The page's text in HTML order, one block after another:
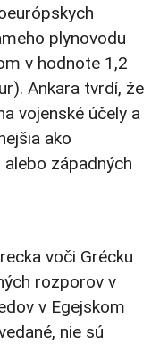
plynovodu
v hodnote 1,2
Ankara tvrdí, že
vojenské účely a
ako
západných
voči Grécku
rozporov v
v Egejskom
nie sú